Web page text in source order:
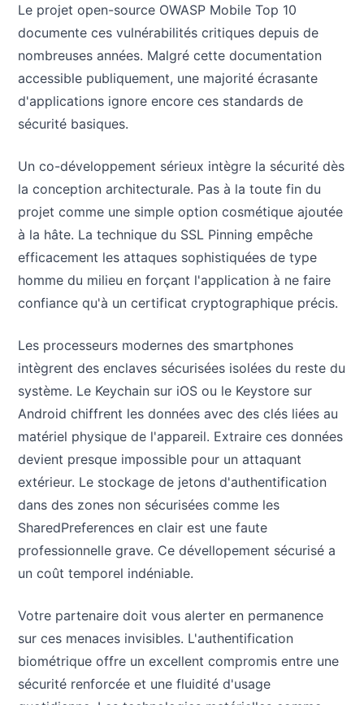
Le projet open-source OWASP Mobile Top 10
documente ces vulnérabilités critiques depuis de
nombreuses années. Malgré cette documentation
accessible publiquement, une majorité écrasante
d'applications ignore encore ces standards de
sécurité basiques.
Un co-développement sérieux intègre la sécurité dès
la conception architecturale. Pas à la toute fin du
projet comme une simple option cosmétique ajoutée
à la hâte. La technique du SSL Pinning empêche
efficacement les attaques sophistiquées de type
homme du milieu en forçant l'application à ne faire
confiance qu'à un certificat cryptographique précis.
Les processeurs modernes des smartphones
intègrent des enclaves sécurisées isolées du reste du
système. Le Keychain sur iOS ou le Keystore sur
Android chiffrent les données avec des clés liées au
matériel physique de l'appareil. Extraire ces données
devient presque impossible pour un attaquant
extérieur. Le stockage de jetons d'authentification
dans des zones non sécurisées comme les
SharedPreferences en clair est une faute
professionnelle grave. Ce dévellopement sécurisé a
un coût temporel indéniable.
Votre partenaire doit vous alerter en permanence
sur ces menaces invisibles. L'authentification
biométrique offre un excellent compromis entre une
sécurité renforcée et une fluidité d'usage